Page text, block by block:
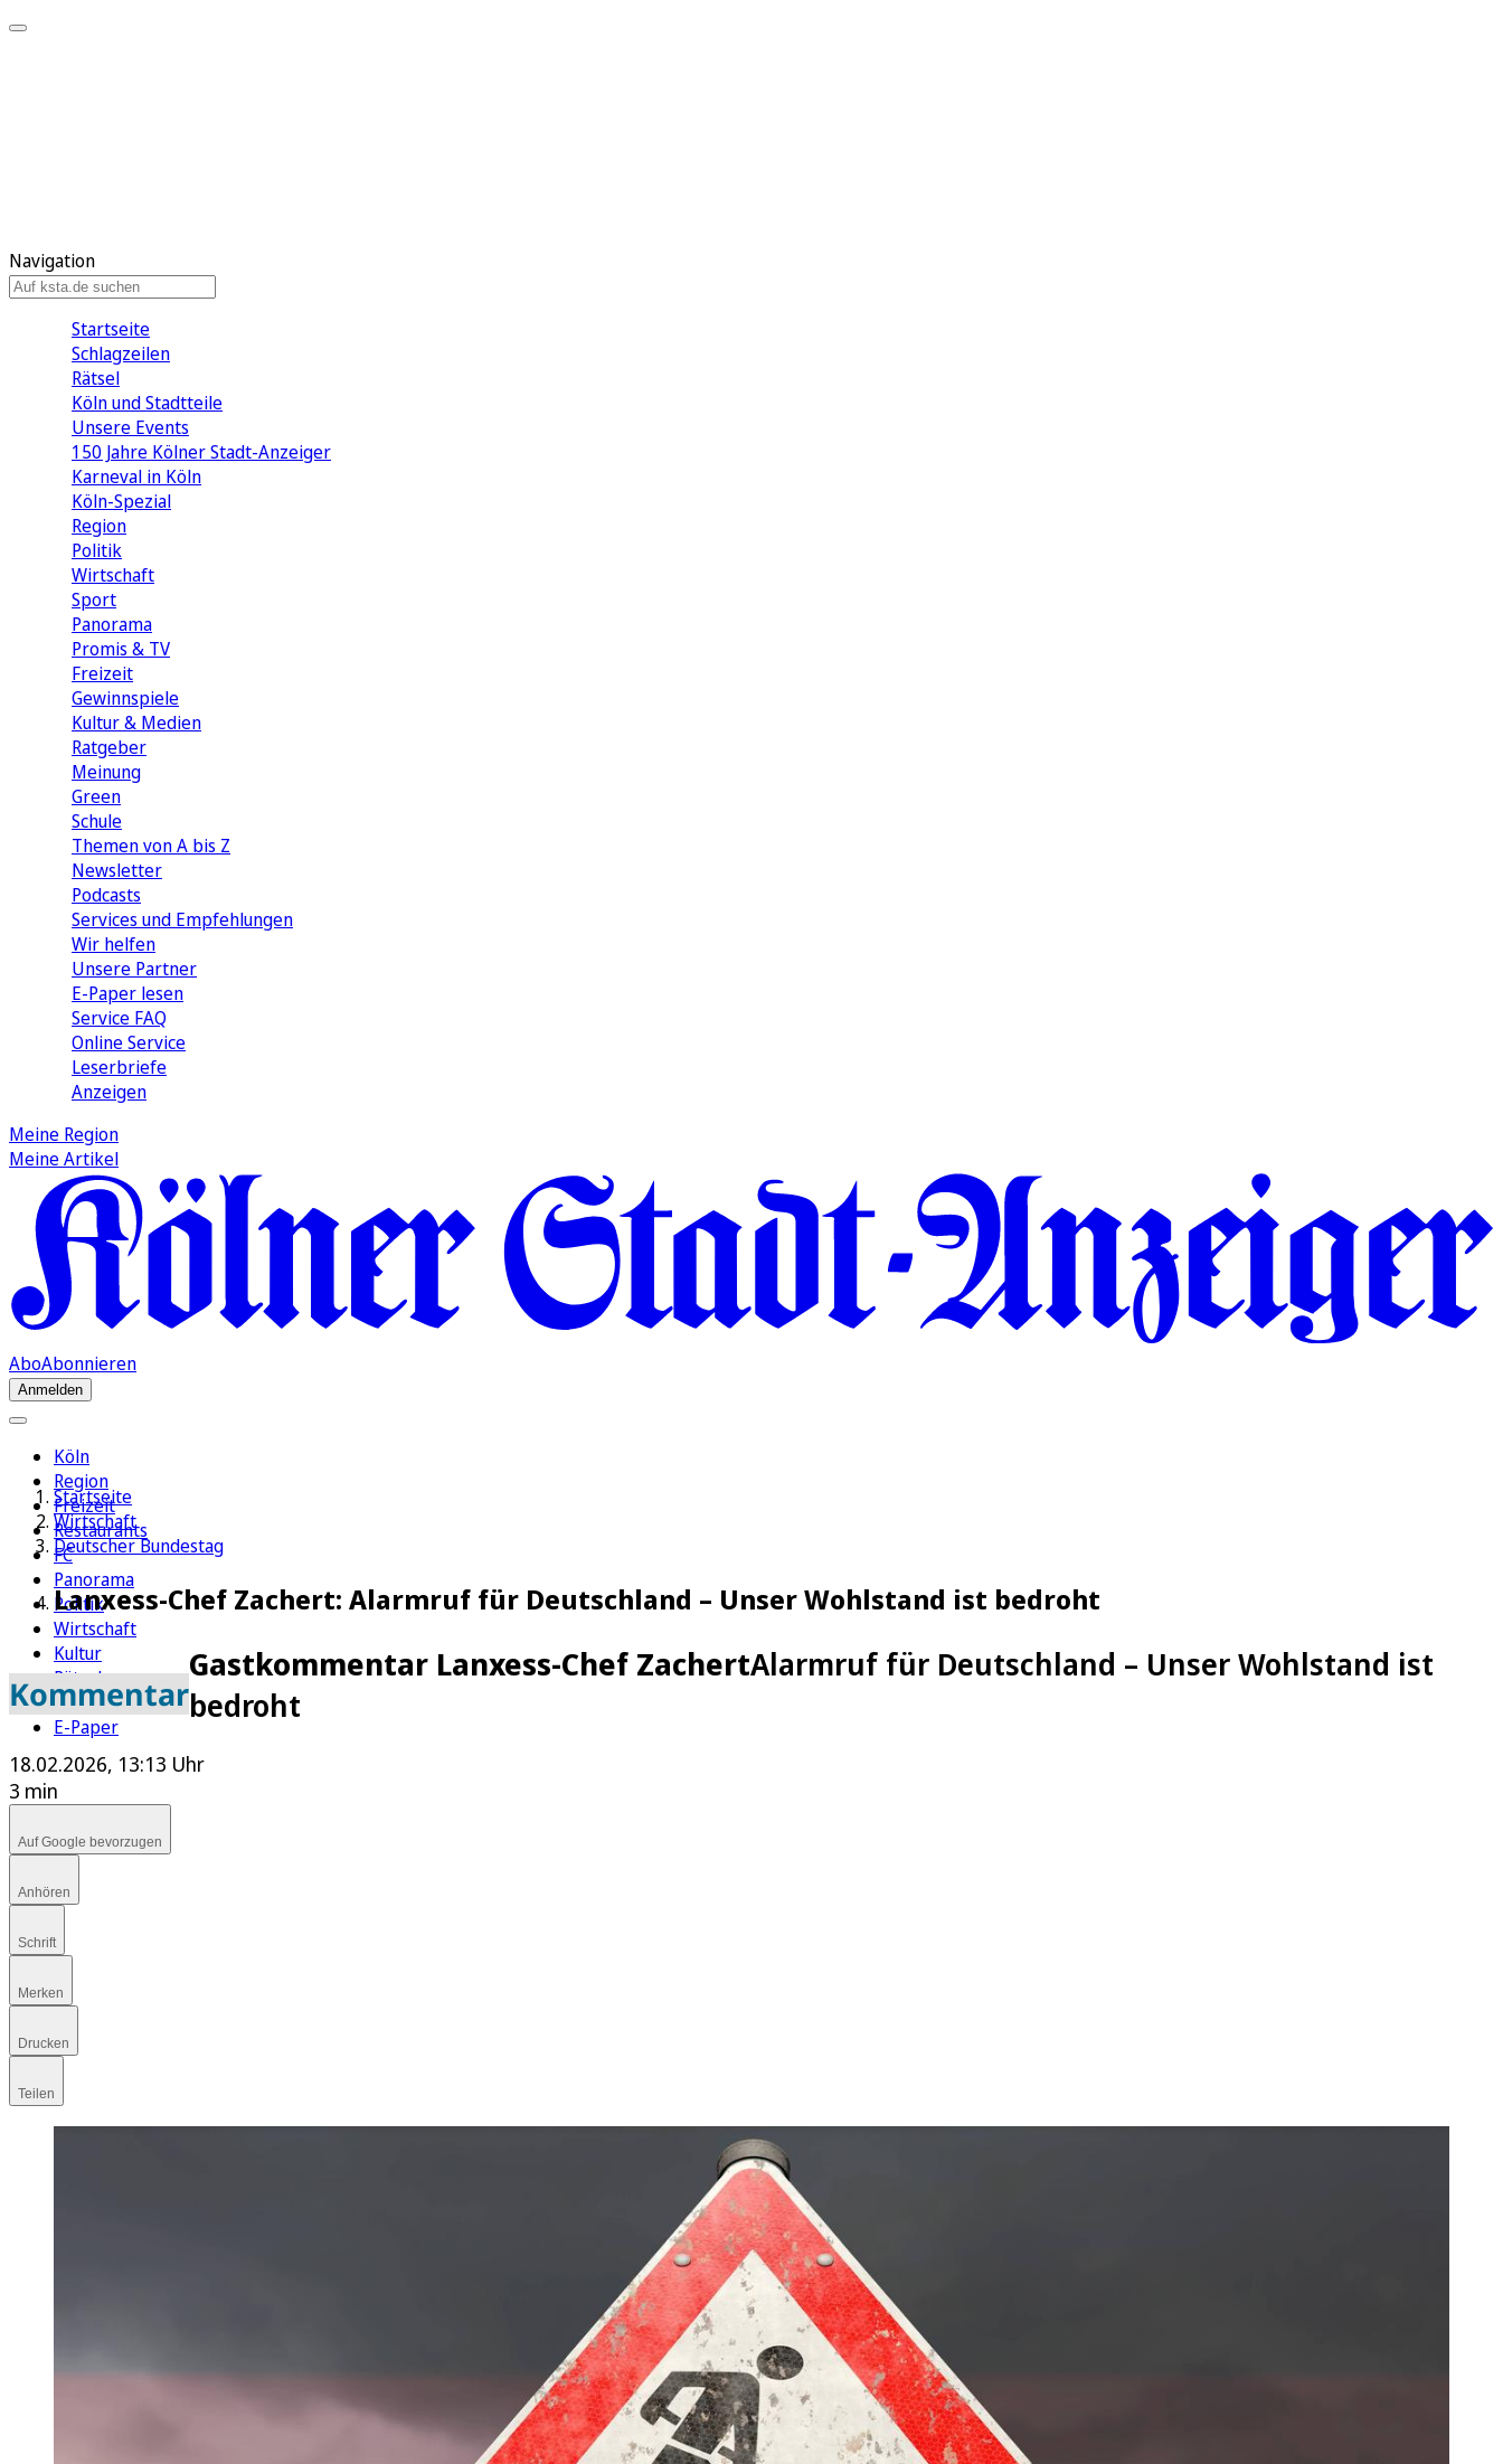
Navigation
Startseite
Schlagzeilen
Rätsel
Köln und Stadtteile
Unsere Events
150 Jahre Kölner Stadt-Anzeiger
Karneval in Köln
Köln-Spezial
Region
Politik
Wirtschaft
Sport
Panorama
Promis & TV
Freizeit
Gewinnspiele
Kultur & Medien
Ratgeber
Meinung
Green
Schule
Themen von A bis Z
Newsletter
Podcasts
Services und Empfehlungen
Wir helfen
Unsere Partner
E-Paper lesen
Service FAQ
Online Service
Leserbriefe
Anzeigen
Meine Region
Meine Artikel
AboAbonnieren
Anmelden
Köln
Region
Freizeit
Restaurants
FC
Panorama
Politik
Wirtschaft
Kultur
Rätsel
Newsletter
E-Paper
Startseite
Wirtschaft
Deutscher Bundestag
Lanxess-Chef Zachert: Alarmruf für Deutschland – Unser Wohlstand ist bedroht
Kommentar
Gastkommentar Lanxess-Chef ZachertAlarmruf für Deutschland – Unser Wohlstand ist
bedroht
18.02.2026, 13:13 Uhr
3 min
Auf Google bevorzugen
Anhören
Schrift
Merken
Drucken
Teilen